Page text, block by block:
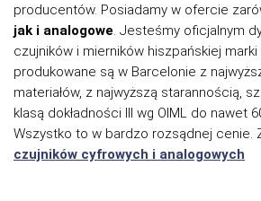
producentów. Posiadamy w ofercie
jak i analogowe. Jesteśmy oficjalnym
czujników i mierników hiszpańskiej marki
produkowane są w Barcelonie z
materiałów, z najwyższą starannością,
klasą dokładności III wg OIML do nawet
Wszystko to w bardzo rozsądnej cenie.
czujników cyfrowych i analogowych